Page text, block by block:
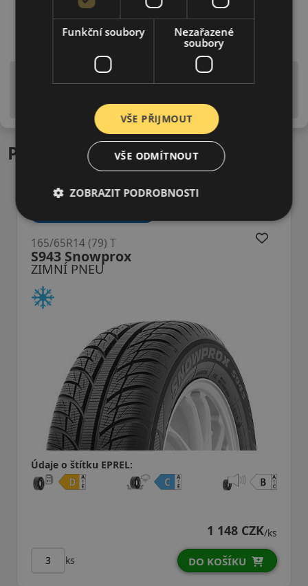
Upozornění! Hodnoty na štítku jsou pouze
is EU štítky ve smyslu dosud platné (předchozí) legislativy.
Podobné produkty
EPREL:
165/65R14
ks
Funkční soubory
Nezařazené
soubory
VŠE PŘIJMOUT
VŠE ODMÍTNOUT
ZOBRAZIT PODROBNOSTI